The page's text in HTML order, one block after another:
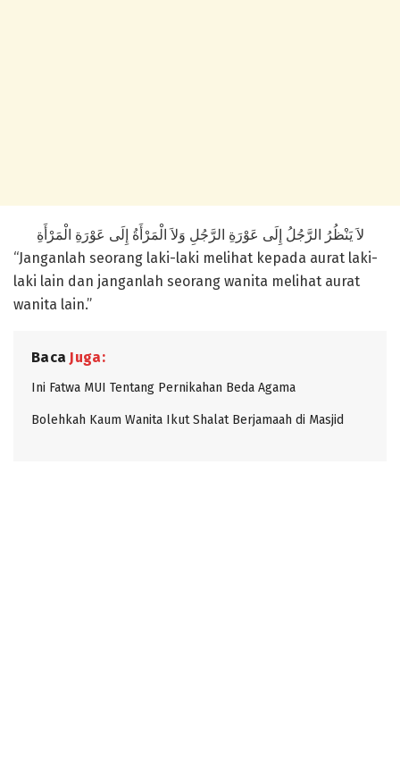
لاَ يَنْظُرُ الرَّجُلُ إِلَى عَوْرَةِ الرَّجُلِ وَلاَ الْمَرْأَةُ إِلَى عَوْرَةِ الْمَرْأَةِ
“Janganlah seorang laki-laki melihat kepada aurat laki-
laki lain dan janganlah seorang wanita melihat aurat
wanita lain.”
Baca Juga:
Ini Fatwa MUI Tentang Pernikahan Beda Agama
Bolehkah Kaum Wanita Ikut Shalat Berjamaah di Masjid